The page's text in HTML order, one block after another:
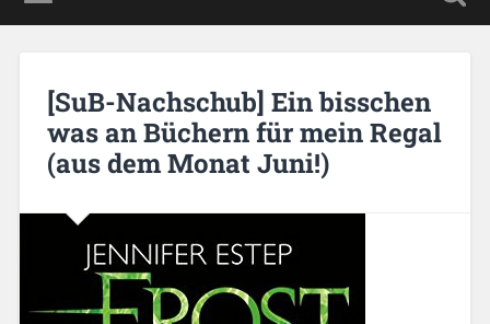
[SuB-Nachschub] Ein bisschen
was an Büchern für mein Regal
(aus dem Monat Juni!)